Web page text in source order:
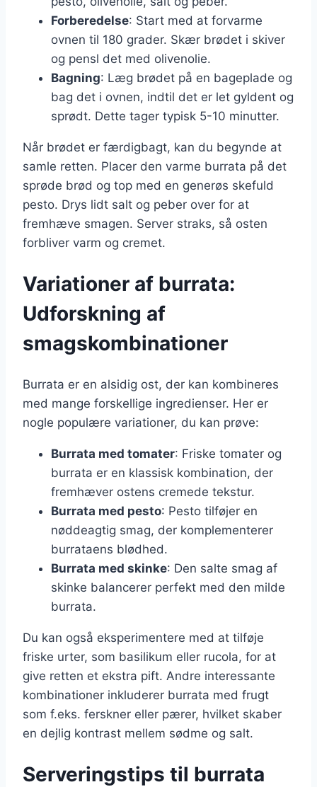
Forberedelse: Start med at forvarme
ovnen til 180 grader. Skær brødet i skiver
og pensl det med olivenolie.
Bagning: Læg brødet på en bageplade og
bag det i ovnen, indtil det er let gyldent og
sprødt. Dette tager typisk 5-10 minutter.
Når brødet er færdigbagt, kan du begynde at
samle retten. Placer den varme burrata på det
sprøde brød og top med en generøs skefuld
pesto. Drys lidt salt og peber over for at
fremhæve smagen. Server straks, så osten
forbliver varm og cremet.
Variationer af burrata:
Udforskning af
smagskombinationer
Burrata er en alsidig ost, der kan kombineres
med mange forskellige ingredienser. Her er
nogle populære variationer, du kan prøve:
Burrata med tomater: Friske tomater og
burrata er en klassisk kombination, der
fremhæver ostens cremede tekstur.
Burrata med pesto: Pesto tilføjer en
nøddeagtig smag, der komplementerer
burrataens blødhed.
Burrata med skinke: Den salte smag af
skinke balancerer perfekt med den milde
burrata.
Du kan også eksperimentere med at tilføje
friske urter, som basilikum eller rucola, for at
give retten et ekstra pift. Andre interessante
kombinationer inkluderer burrata med frugt
som f.eks. ferskner eller pærer, hvilket skaber
en dejlig kontrast mellem sødme og salt.
Serveringstips til burrata